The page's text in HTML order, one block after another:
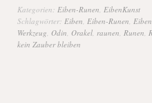
Kategorien: Eiben-Runen EibenKunst
Schlagwörter: Eiben Eiben-Runen
Werkzeug Odin Orakel raunen Runen
kein Zauber bleiben